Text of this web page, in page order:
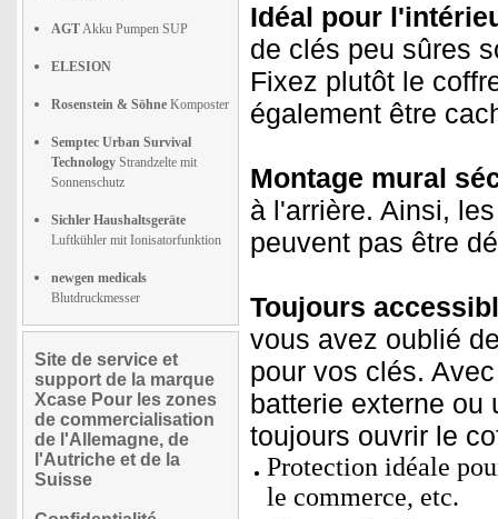
AGTAkku Pumpen SUP
ELESION
Rosenstein & Söhne Komposter
Semptec Urban Survival
Technology Strandzelte mit
Sonnenschutz
Sichler Haushaltsgeräte
Luftkühler mit Ionisatorfunktion
newgen medicals
Blutdruckmesser
Site de service et
support de la marque
Xcase Pour les zones
de commercialisation
de l'Allemagne, de
l'Autriche et de la
Suisse
Idéal pour
de clés peu sûres
Fixez plutôt le
également être
Montage mural
à l'arrière. Ainsi,
peuvent pas être
Toujours
vous avez oublié
pour vos clés.
batterie externe ou
toujours ouvrir le
Protection idéale
le commerce, etc.